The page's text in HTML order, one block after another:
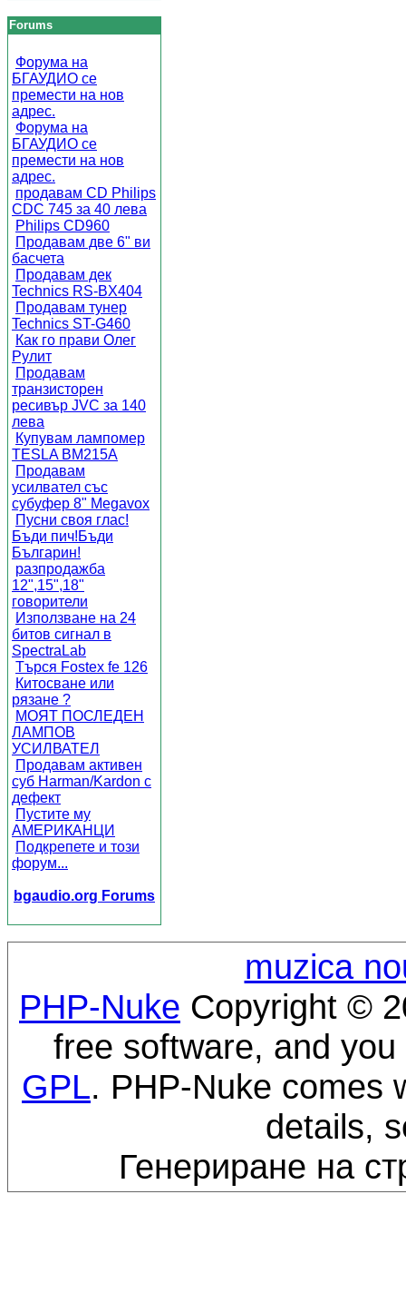
Forums
Форума на
БГАУДИО се
премести на нов
адрес.
Форума на
БГАУДИО се
премести на нов
адрес.
продавам CD Philips
CDC 745 за 40 лева
Philips CD960
Продавам две 6" ви
басчета
Продавам дек
Technics RS-BX404
Продавам тунер
Technics ST-G460
Как го прави Олег
Рулит
Продавам
транзисторен
ресивър JVC за 140
лева
Купувам лампомер
TESLA BM215A
Продавам
усилвател със
субуфер 8" Megavox
Пусни своя глас!
Бъди пич!Бъди
Българин!
разпродажба
12",15",18"
говорители
Използване на 24
битов сигнал в
SpectraLab
Търся Fostex fe 126
Китосване или
рязане ?
МОЯТ ПОСЛЕДЕН
ЛАМПОВ
УСИЛВАТЕЛ
Продавам активен
суб Harman/Kardon с
дефект
Пустите му
АМЕРИКАНЦИ
Подкрепете и този
форум...
bgaudio.org Forums
muzica
PHP-Nuke Copyright ©
free software, and
GPL. PHP-Nuke comes
details,
Генериране на